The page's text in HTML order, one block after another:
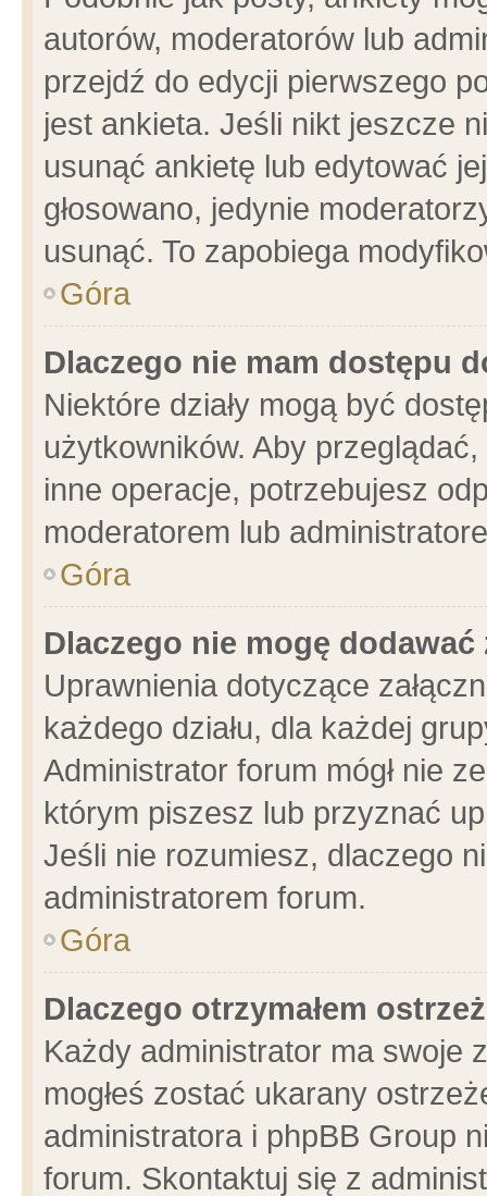
autorów, moderatorów lub
przejdź do edycji pierwszego
jest ankieta. Jeśli nikt jeszcze
usunąć ankietę lub edytować
głosowano, jedynie
usunąć. To zapobiega
Góra
Dlaczego nie mam dostępu
Niektóre działy mogą być
użytkowników. Aby
inne operacje, potrzebujesz
moderatorem lub
Góra
Dlaczego nie mogę dodawać
Uprawnienia dotyczące
każdego działu, dla każdej
Administrator forum mógł nie
którym piszesz lub przyznać
Jeśli nie rozumiesz, dlaczego
administratorem forum.
Góra
Dlaczego otrzymałem
Każdy administrator ma swoje
mogłeś zostać ukarany
administratora i phpBB Group
forum. Skontaktuj się z